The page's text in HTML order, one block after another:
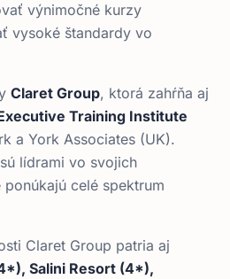
výnimočné kurzy
vysoké štandardy vo
Claret Group, ktorá zahŕňa aj
Training Institute
a York Associates (UK).
lídrami vo svojich
celé spektrum
Claret Group patria aj
Salini Resort (4*),